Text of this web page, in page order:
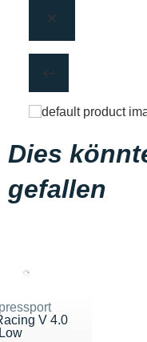
Dies
gefallen
V 4.0